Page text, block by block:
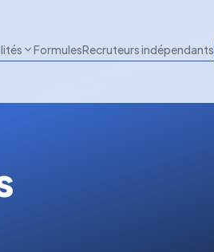
FormulesRecruteurs indépendants